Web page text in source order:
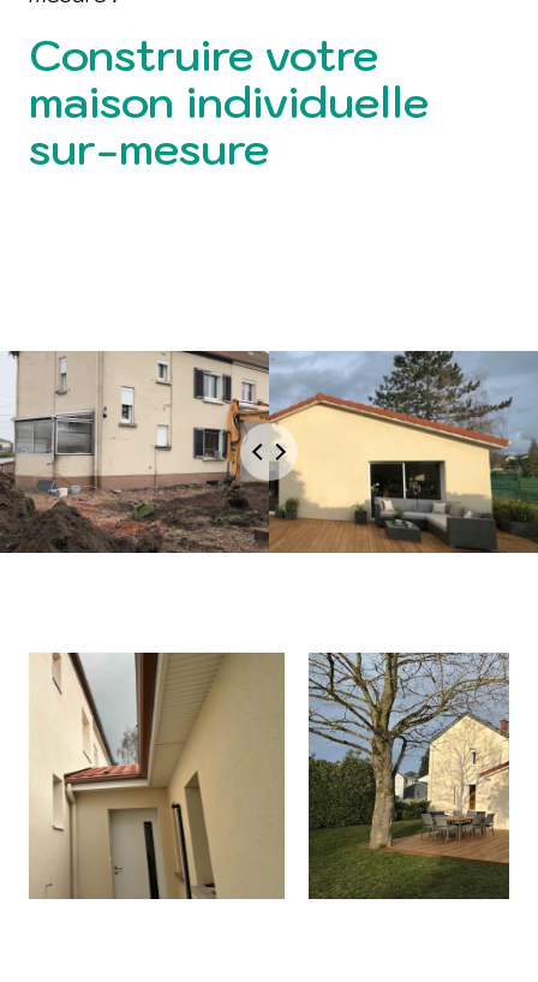
Construire votre
maison individuelle
sur-mesure